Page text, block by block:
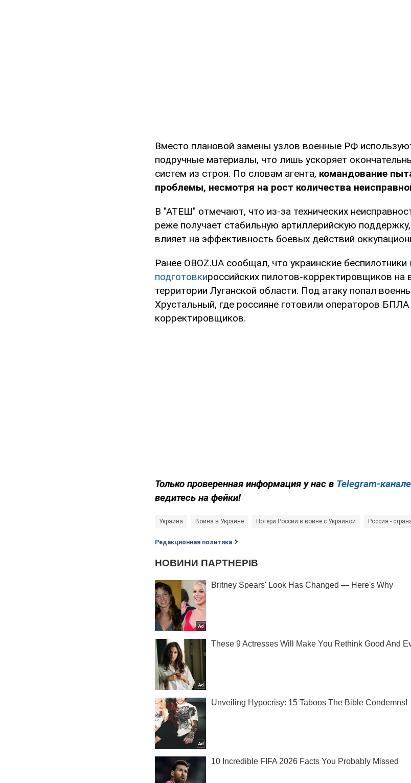
Вместо плановой замены узлов военные РФ
подручные материалы, что лишь ускоряет
систем из строя. По словам агента, командование
проблемы, несмотря на рост количества
В "АТЕШ" отмечают, что из-за технических
реже получает стабильную артиллерийскую
влияет на эффективность боевых действий
Ранее OBOZ.UA сообщал, что украинские беспилотники
подготовкироссийских пилотов-корректировщиков на
территории Луганской области. Под атаку попал
Хрустальный, где россияне готовили операторов БПЛА
корректировщиков.
Только проверенная информация у нас в Telegram-канале
ведитесь на фейки!
Украина Война в Украине Потери России в войне с Украиной Россия -
Редакционная политика